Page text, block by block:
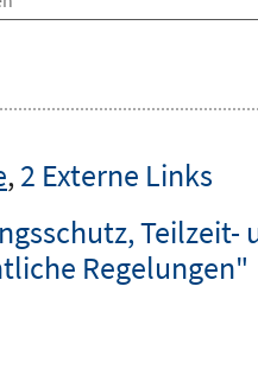
,2 Externe Links
Teilzeit-
Regelungen"